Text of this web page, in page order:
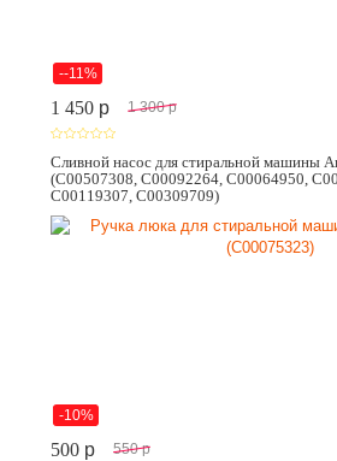
--11%
1 450 p 1 300 p
Сливной насос для стиральной машины
(C00507308, C00092264, C00064950,
C00119307, C00309709)
-10%
500 p 550 p